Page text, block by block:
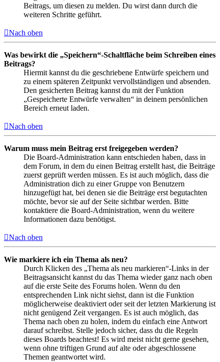
Beitrags, um diesen zu melden. Du wirst dann durch die
weiteren Schritte geführt.
Nach oben
Was bewirkt die „Speichern“-Schaltfläche beim Schreiben eines
Beitrags?
Hiermit kannst du die geschriebene Entwürfe speichern und
zu einem späteren Zeitpunkt vervollständigen und absenden.
Den gesicherten Beitrag kannst du mit der Funktion
„Gespeicherte Entwürfe verwalten“ in deinem persönlichen
Bereich erneut laden.
Nach oben
Warum muss mein Beitrag erst freigegeben werden?
Die Board-Administration kann entschieden haben, dass in
dem Forum, in dem du einen Beitrag erstellt hast, die Beiträge
zuerst geprüft werden müssen. Es ist auch möglich, dass die
Administration dich zu einer Gruppe von Benutzern
hinzugefügt hat, bei denen sie die Beiträge erst begutachten
möchte, bevor sie auf der Seite sichtbar werden. Bitte
kontaktiere die Board-Administration, wenn du weitere
Informationen dazu benötigst.
Nach oben
Wie markiere ich ein Thema als neu?
Durch Klicken des „Thema als neu markieren“-Links in der
Beitragsansicht kannst du das Thema wieder ganz nach oben
auf die erste Seite des Forums holen. Wenn du den
entsprechenden Link nicht siehst, dann ist die Funktion
möglicherweise deaktiviert oder seit der letzten Markierung ist
nicht genügend Zeit vergangen. Es ist auch möglich, das
Thema nach oben zu holen, indem du einfach eine Antwort
darauf schreibst. Stelle jedoch sicher, dass du die Regeln
dieses Boards beachtest! Es wird meist nicht gerne gesehen,
wenn ohne triftigen Grund auf alte oder abgeschlossene
Themen geantwortet wird.